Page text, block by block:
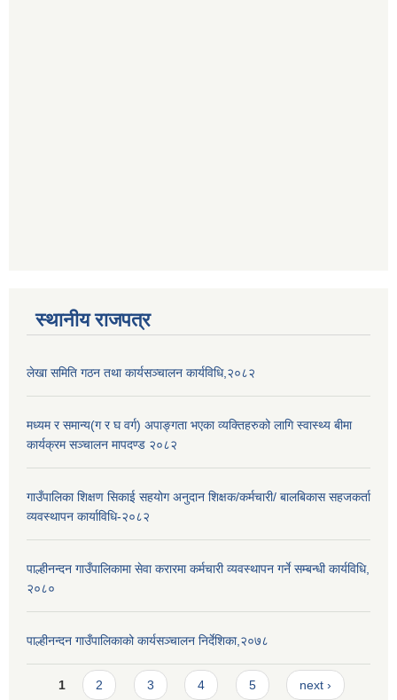
स्थानीय राजपत्र
लेखा समिति गठन तथा कार्यसञ्चालन कार्यविधि,२०८२
मध्यम र समान्य(ग र घ वर्ग) अपाङ्गता भएका व्यक्तिहरुको लागि स्वास्थ्य बीमा
कार्यक्रम सञ्चालन मापदण्ड २०८२
गाउँपालिका शिक्षण सिकाई सहयोग अनुदान शिक्षक/कर्मचारी/ बालबिकास सहजकर्ता
व्यवस्थापन कार्याविधि-२०८२
पाल्हीनन्दन गाउँपालिकामा सेवा करारमा कर्मचारी व्यवस्थापन गर्ने सम्बन्धी कार्यविधि,
२०८०
पाल्हीनन्दन गाउँपालिकाको कार्यसञ्चालन निर्देशिका,२०७८
Pages
1 2 3 4 5 next ›